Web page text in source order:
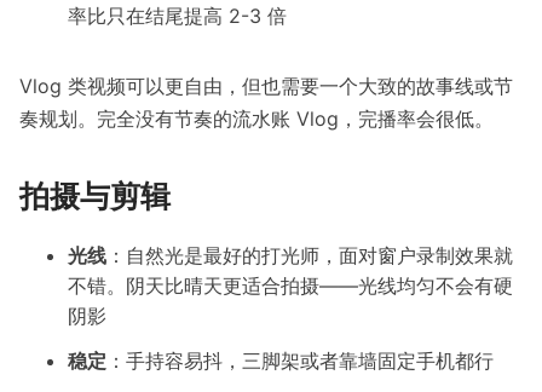
率比只在结尾提高 2-3 倍
Vlog 类视频可以更自由，但也需要一个大致的故事线或节
奏规划。完全没有节奏的流水账 Vlog，完播率会很低。
拍摄与剪辑
光线 ：自然光是最好的打光师，面对窗户录制效果就
不错。阴天比晴天更适合拍摄——光线均匀不会有硬
阴影
稳定 ：手持容易抖，三脚架或者靠墙固定手机都行